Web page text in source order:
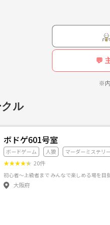
💬
※
ル
ボドゲ601号室
ボードゲーム 人狼 マーダーミステリー
★★★★★ 20件
大阪府